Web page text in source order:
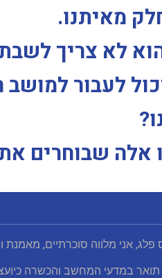
מאיתנו.
לא צריך
לעבור למושב
?
אלה שבוחרים את
פלג, אני מלווה סוכרתיים,
תואר במדעי המחשב והכשרה